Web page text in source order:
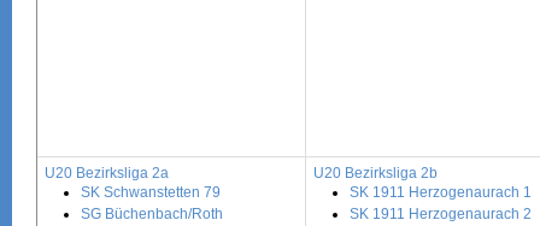
U20 Bezirksliga 2a
SK Schwanstetten 79
SG Büchenbach/Roth
U20 Bezirksliga 2b
SK 1911 Herzogenaurach 1
SK 1911 Herzogenaurach 2